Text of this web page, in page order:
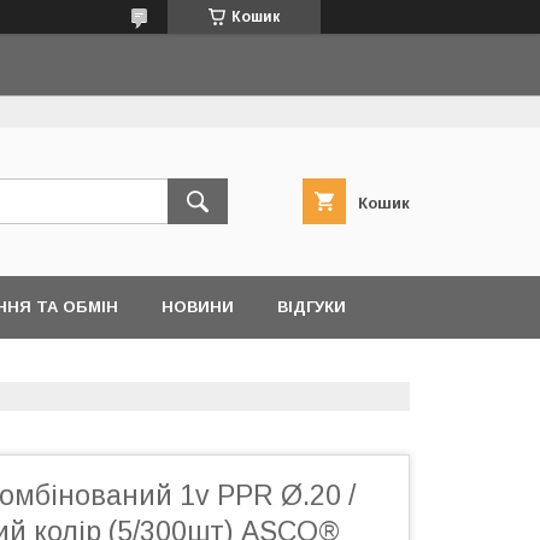
Кошик
Кошик
ТА ОБМІН НОВИНИ ВІДГУКИ
1v PPR Ø.20 /
колір (5/300шт) ASCO®